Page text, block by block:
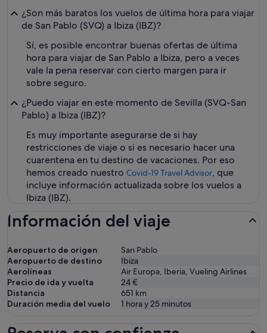
¿Son más baratos los vuelos de última hora para viajar
de San Pablo (SVQ) a Ibiza (IBZ)?
Sí, es posible encontrar buenas ofertas de última
hora para viajar de San Pablo a Ibiza, pero a veces
vale la pena reservar con cierto margen para ir
sobre seguro.
¿Puedo viajar en este momento de Sevilla (SVQ-San
Pablo) a Ibiza (IBZ)?
Es muy importante asegurarse de si hay
restricciones de viaje o si es necesario hacer una
cuarentena en tu destino de vacaciones. Por eso
hemos creado nuestro Covid-19 Travel Advisor, que
incluye información actualizada sobre los vuelos a
Ibiza (IBZ).
Información del viaje
Aeropuerto de origen
San Pablo
Aeropuerto de destino
Ibiza
Aerolíneas
Air Europa, Iberia, Vueling Airlines
Precio de ida y vuelta
24 €
Distancia
651 km
Duración media del vuelo
1 hora y 25 minutos